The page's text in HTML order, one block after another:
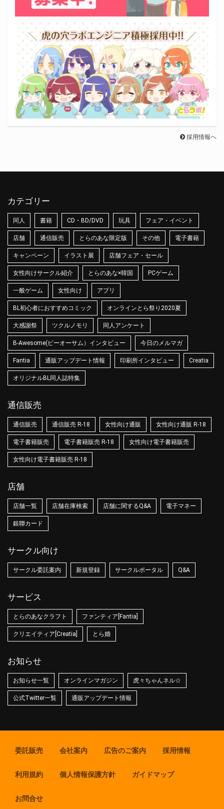
採用情報へ
カテゴリー
同人 書籍 CD・BD/DVD 玩具 フェア・イベント
店舗 通信販売 とらのあな限定版 その他 電子書籍
キャンペーン イラスト展 店舗フェア・セール
女性向けサークル紹介 とらのあな×韓国 PCゲーム
一般ゲーム 女性向け アプリ
BL初心者におすすめコミック オンラインとら祭り2020夏
大感謝祭 ツクルノモリ 同人アンケート
B-Awesome(ビーオーサム）インタビュー 今日のメルマガ
Fantia 通販アップデート情報 印刷所インタビュー Creatia
オリジナルBL同人誌特集
通信販売
通信販売 通信販売 R-18 女性向け通販 女性向け通販 R-18
電子書籍販売 電子書籍販売 R-18 女性向け電子書籍販売
女性向け電子書籍販売 R-18
店舗
店舗一覧 店舗在庫検索 店舗に関するQ&A 電子マネー
銀聯カード
サークル向け
サークル委託案内 新規登録 サークルポータル Q&A
サービス
とらのあなクラフト ファンティア[Fantia]
クリエイティア[Creatia] とら婚
お知らせ
お知らせ一覧 オンラインマガジン 虎々ちゃんネル☆
公式Twitter一覧 通販アップデート情報
委託販売 会社案内 広告のご案内 採用情報
利用規約 個人情報保護方針 ガイドマップ
お問合せ